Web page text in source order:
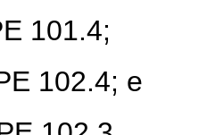
101.4;
102.4; e